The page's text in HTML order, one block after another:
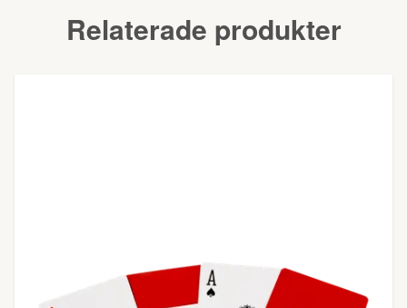
Relaterade produkter